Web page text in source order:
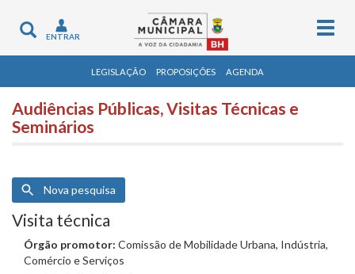
Toggle
navigation
ENTRAR
LEGISLAÇÃO PROPOSIÇÕES AGENDA
Audiências Públicas, Visitas Técnicas e
Seminários
Nova pesquisa
Visita técnica
Órgão promotor: Comissão de Mobilidade Urbana, Indústria,
Comércio e Serviços